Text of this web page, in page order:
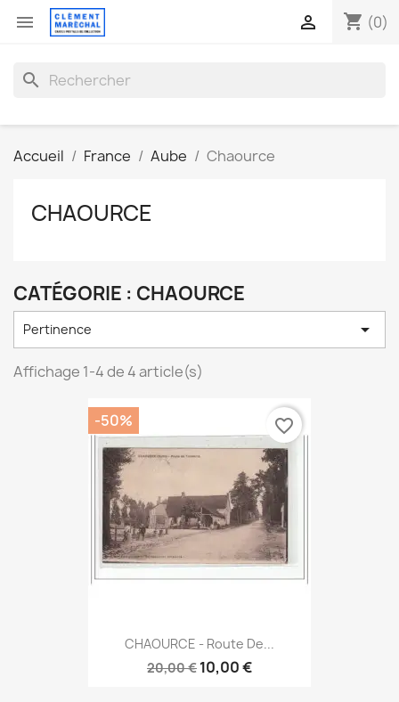
 shopping_cart (0)

search
Accueil France Aube Chaource
CHAOURCE
CATÉGORIE : CHAOURCE
Pertinence 
Affichage 1-4 de 4 article(s)
CHAOURCE - Route De...
20,00 € 10,00 €
-50% favorite_border